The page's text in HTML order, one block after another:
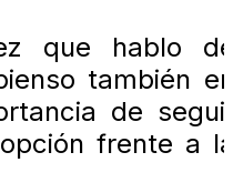
que hablo
también
de
frente a